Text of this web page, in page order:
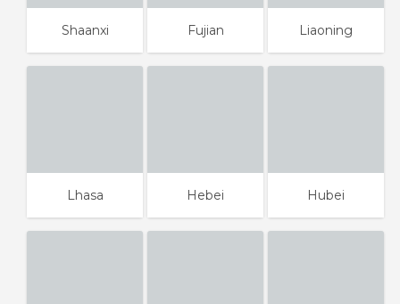
Shaanxi Fujian Liaoning
Lhasa Hebei Hubei